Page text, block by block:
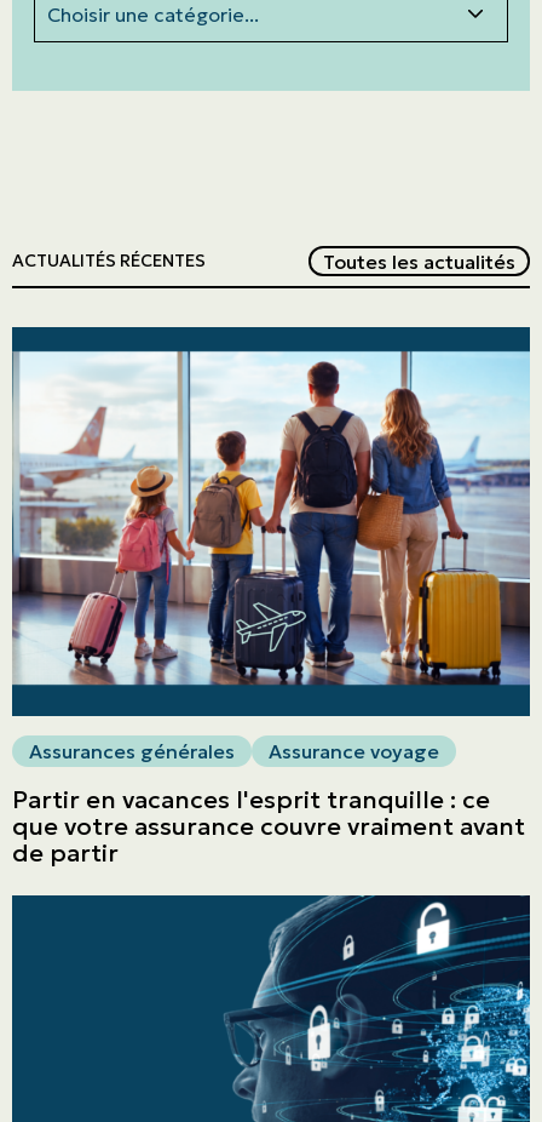
ASSURANCES
Particuliers
ACTUALITÉS RÉCENTES Toutes les actualités
Assurances générales Assurance voyage
Partir en vacances l'esprit tranquille : ce
que votre assurance couvre vraiment avant
de partir